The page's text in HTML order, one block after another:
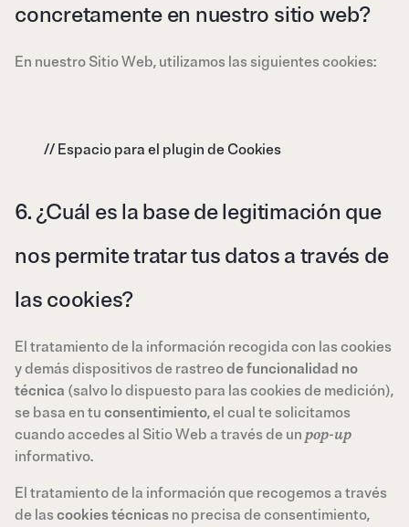
concretamente en nuestro sitio web?
En nuestro Sitio Web, utilizamos las siguientes cookies:
// Espacio para el plugin de Cookies
6. ¿Cuál es la base de legitimación que
nos permite tratar tus datos a través de
las cookies?
El tratamiento de la información recogida con las cookies
y demás dispositivos de rastreode funcionalidad no
técnica (salvo lo dispuesto para las cookies de medición),
se basa en tu consentimiento, el cual te solicitamos
cuando accedes al Sitio Web a través de un pop-up
informativo.
El tratamiento de la información que recogemos a través
de las cookiestécnicas no precisa de consentimiento,